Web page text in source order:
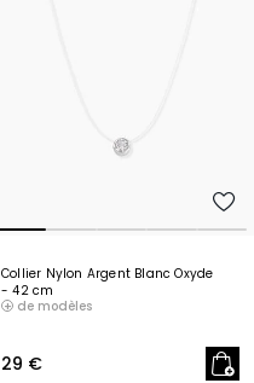
Collier Nylon Argent Blanc Oxyde
- 42 cm
de modèles
29 €